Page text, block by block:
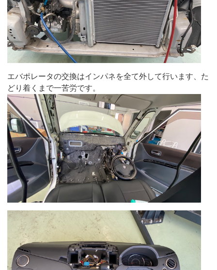
エバポレータの交換はインパネを全て外して行います、た
どり着くまで一苦労です。